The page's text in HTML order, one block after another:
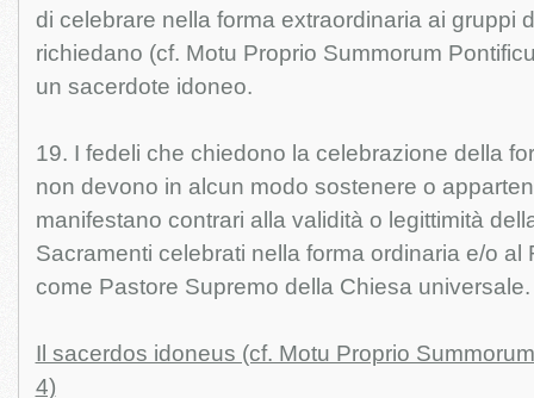
di celebrare nella forma extraordinaria ai gruppi
richiedano (cf. Motu Proprio Summorum
un sacerdote idoneo.
19. I fedeli che chiedono la celebrazione della
non devono in alcun modo sostenere o
manifestano contrari alla validità o legittimità
Sacramenti celebrati nella forma ordinaria e/o al
come Pastore Supremo della Chiesa universale.
Il sacerdos idoneus (cf. Motu Proprio
4)